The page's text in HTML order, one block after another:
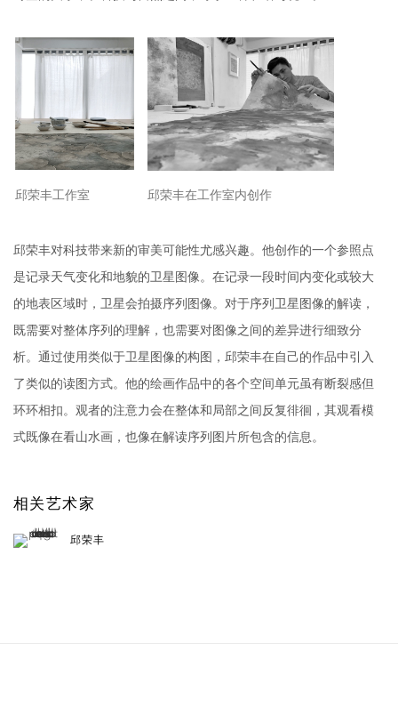
邱荣丰工作室 邱荣丰在工作室内创作
邱荣丰对科技带来新的审美可能性尤感兴趣。他创作的一个参照点
是记录天气变化和地貌的卫星图像。在记录一段时间内变化或较大
的地表区域时，卫星会拍摄序列图像。对于序列卫星图像的解读，
既需要对整体序列的理解，也需要对图像之间的差异进行细致分
析。通过使用类似于卫星图像的构图，邱荣丰在自己的作品中引入
了类似的读图方式。他的绘画作品中的各个空间单元虽有断裂感但
环环相扣。观者的注意力会在整体和局部之间反复徘徊，其观看模
式既像在看山水画，也像在解读序列图片所包含的信息。
相关艺术家
邱荣丰